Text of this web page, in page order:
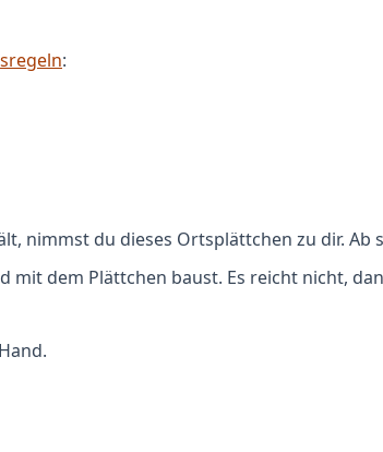
:
nimmst du dieses Ortsplättchen zu dir.
dem Plättchen baust. Es reicht nicht,